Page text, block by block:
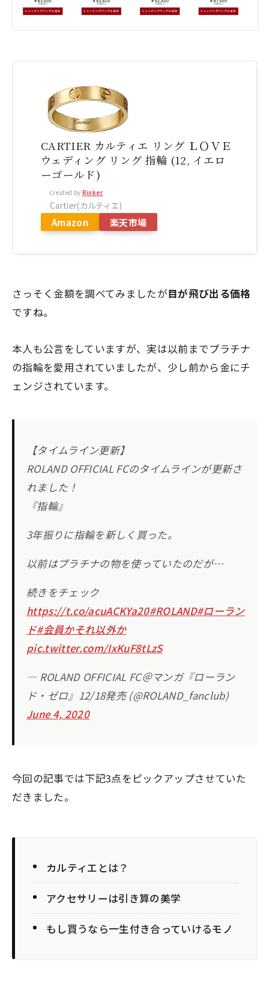
CARTIER カルティエ リング ＬＯＶＥ
ウェディング リング 指輪 (12, イエロ
ーゴールド)
created by Rinker
Cartier(カルティエ)
Amazon 楽天市場
さっそく金額を調べてみましたが目が飛び出る価格
ですね。
本人も公言をしていますが、実は以前までプラチナ
の指輪を愛用されていましたが、少し前から金にチ
ェンジされています。
【タイムライン更新】
ROLAND OFFICIAL FCのタイムラインが更新さ
れました！
『指輪』
3年振りに指輪を新しく買った。
以前はプラチナの物を使っていたのだが…
続きをチェック
https://t.co/acuACKYa20#ROLAND#ローラン
ド#会員かそれ以外か
pic.twitter.com/IxKuF8tLzS
— ROLAND OFFICIAL FC＠マンガ『ローラン
ド・ゼロ』12/18発売 (@ROLAND_fanclub)
June 4, 2020
今回の記事では下記3点をピックアップさせていた
だきました。
カルティエとは？
アクセサリーは引き算の美学
もし買うなら一生付き合っていけるモノ